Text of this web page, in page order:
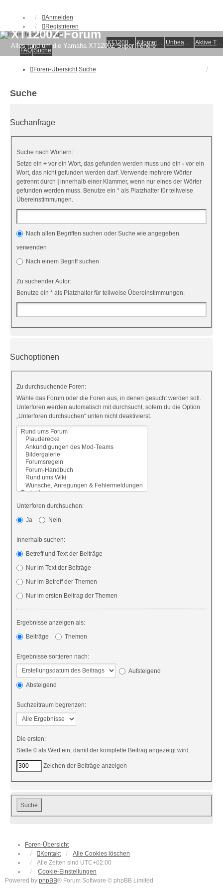
Anmelden
Registrieren
XT1200Z-Wiki Kilometerstatistik Unbeantwortete Themen Aktive Themen
XT1200Z-Forum
Alles rund um die Yamaha XT1200Z Super Ténéré
FAQ Suche
Foren-Übersicht Suche
Suche
Suchanfrage
Suche nach Wörtern:
Setze ein + vor ein Wort, das gefunden werden muss und ein - vor ein
Wort, das nicht gefunden werden darf. Verwende mehrere Wörter
getrennt durch
innerhalb einer Klammer, wenn nur eines der Wörter
gefunden werden muss. Benutze ein * als Platzhalter für teilweise
Übereinstimmungen.
Nach allen Begriffen suchen oder Suche wie angegeben
verwenden
Nach einem Begriff suchen
Zu suchender Autor:
Benutze ein * als Platzhalter für teilweise Übereinstimmungen.
Suchoptionen
Zu durchsuchende Foren:
Wähle das Forum oder die Foren aus, in denen gesucht werden soll.
Unterforen werden automatisch mit durchsucht, sofern du die Option
„Unterforen durchsuchen“ unten nicht deaktivierst.
Unterforen durchsuchen:
Ja
Nein
Innerhalb suchen:
Betreff und Text der Beiträge
Nur im Text der Beiträge
Nur im Betreff der Themen
Nur im ersten Beitrag der Themen
Ergebnisse anzeigen als:
Beiträge
Themen
Ergebnisse sortieren nach:
Aufsteigend
Absteigend
Suchzeitraum begrenzen:
Die ersten:
Stelle 0 als Wert ein, damit der komplette Beitrag angezeigt wird.
Zeichen der Beiträge anzeigen
Foren-Übersicht
Kontakt
Alle Cookies löschen
Alle Zeiten sind UTC+02:00
Cookie-Einstellungen
Powered by phpBB® Forum Software © phpBB Limited